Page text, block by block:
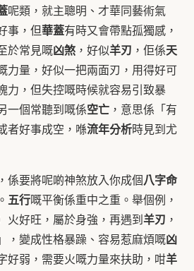
呢類，就主聰明、才華同藝術氣
事，但華蓋有時又會帶點孤獨感，
於常見嘅凶煞 ，好似羊刃 ，佢係天
力量，好似一把兩面刃，用得好可
力，但失控嘅時候就容易引致暴
一個常聽到嘅係空亡 ，意思係「有
者好事成空，喺流年分析時見到尤
係要將呢啲神煞放入你成個八字命
。 五行嘅平衡係重中之重。舉個例，
火好旺，屬於身強，再遇到羊刃 ，
，變成性格暴躁、容易惹麻煩嘅凶
好弱，需要火嘅力量來扶助，咁羊